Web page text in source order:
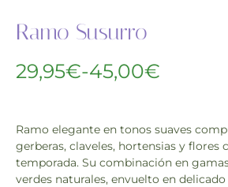
Ramo Susurro
29,95€-45,00€
Ramo elegante en tonos suaves
gerberas, claveles, hortensias y flores
temporada. Su combinación en
verdes naturales, envuelto en